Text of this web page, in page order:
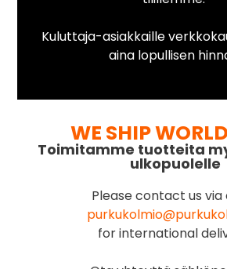
Kuluttaja-asiakkaille
aina lopullisen
WE SHIP
Toimitamme tuotteita
ulkopuolelle
Please contact us via
for international